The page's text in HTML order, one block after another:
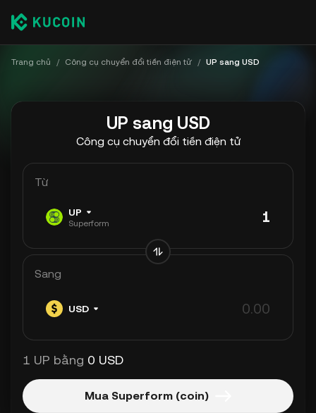
Trang chủ / Công cụ chuyển đổi tiền điện tử / UP sang USD
UP sang USD
Công cụ chuyển đổi tiền điện tử
Từ
UP
Superform
Sang
USD
1 UP bằng 0 USD
Mua Superform (coin)